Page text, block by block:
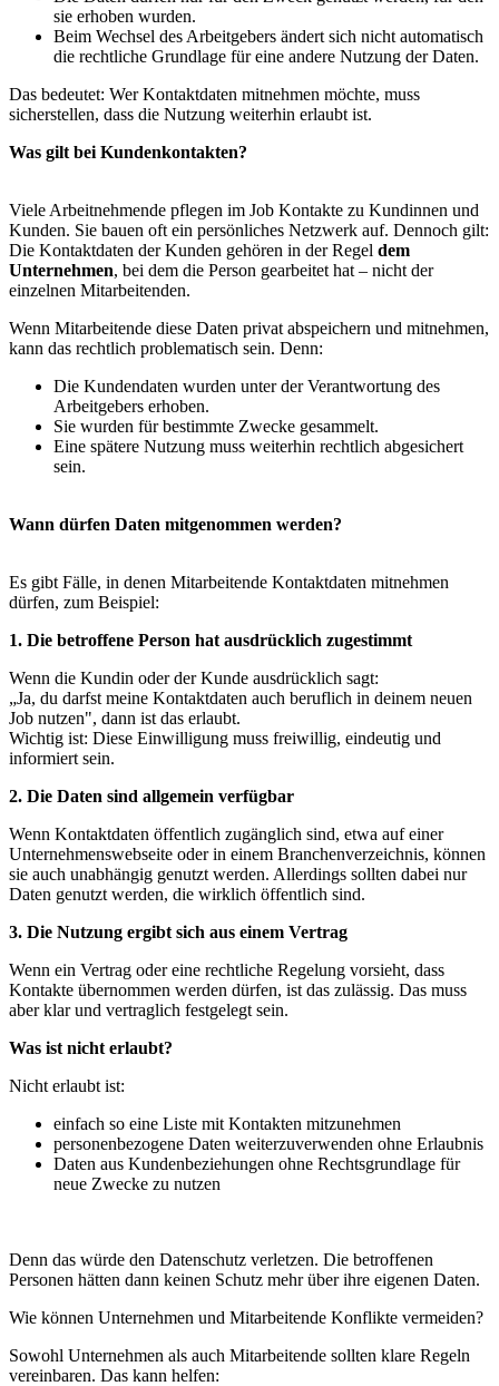
sie erhoben wurden.
Beim Wechsel des Arbeitgebers ändert sich nicht automatisch
die rechtliche Grundlage für eine andere Nutzung der Daten.
Das bedeutet: Wer Kontaktdaten mitnehmen möchte, muss
sicherstellen, dass die Nutzung weiterhin erlaubt ist.
Was gilt bei Kundenkontakten?
Viele Arbeitnehmende pflegen im Job Kontakte zu Kundinnen und
Kunden. Sie bauen oft ein persönliches Netzwerk auf. Dennoch gilt:
Die Kontaktdaten der Kunden gehören in der Regel dem
Unternehmen, bei dem die Person gearbeitet hat – nicht der
einzelnen Mitarbeitenden.
Wenn Mitarbeitende diese Daten privat abspeichern und mitnehmen,
kann das rechtlich problematisch sein. Denn:
Die Kundendaten wurden unter der Verantwortung des
Arbeitgebers erhoben.
Sie wurden für bestimmte Zwecke gesammelt.
Eine spätere Nutzung muss weiterhin rechtlich abgesichert
sein.
Wann dürfen Daten mitgenommen werden?
Es gibt Fälle, in denen Mitarbeitende Kontaktdaten mitnehmen
dürfen, zum Beispiel:
1. Die betroffene Person hat ausdrücklich zugestimmt
Wenn die Kundin oder der Kunde ausdrücklich sagt:
„Ja, du darfst meine Kontaktdaten auch beruflich in deinem neuen
Job nutzen", dann ist das erlaubt.
Wichtig ist: Diese Einwilligung muss freiwillig, eindeutig und
informiert sein.
2. Die Daten sind allgemein verfügbar
Wenn Kontaktdaten öffentlich zugänglich sind, etwa auf einer
Unternehmenswebseite oder in einem Branchenverzeichnis, können
sie auch unabhängig genutzt werden. Allerdings sollten dabei nur
Daten genutzt werden, die wirklich öffentlich sind.
3. Die Nutzung ergibt sich aus einem Vertrag
Wenn ein Vertrag oder eine rechtliche Regelung vorsieht, dass
Kontakte übernommen werden dürfen, ist das zulässig. Das muss
aber klar und vertraglich festgelegt sein.
Was ist nicht erlaubt?
Nicht erlaubt ist:
einfach so eine Liste mit Kontakten mitzunehmen
personenbezogene Daten weiterzuverwenden ohne Erlaubnis
Daten aus Kundenbeziehungen ohne Rechtsgrundlage für
neue Zwecke zu nutzen
Denn das würde den Datenschutz verletzen. Die betroffenen
Personen hätten dann keinen Schutz mehr über ihre eigenen Daten.
Wie können Unternehmen und Mitarbeitende Konflikte vermeiden?
Sowohl Unternehmen als auch Mitarbeitende sollten klare Regeln
vereinbaren. Das kann helfen: